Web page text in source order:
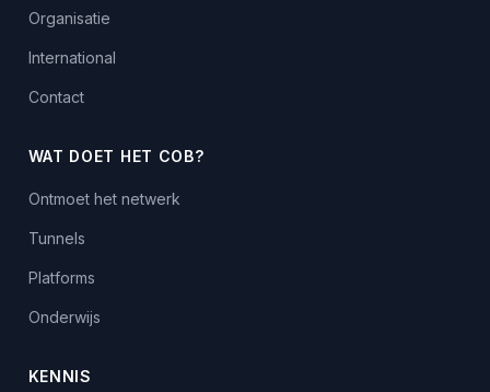
Organisatie
International
Contact
WAT DOET HET COB?
Ontmoet het netwerk
Tunnels
Platforms
Onderwijs
KENNIS